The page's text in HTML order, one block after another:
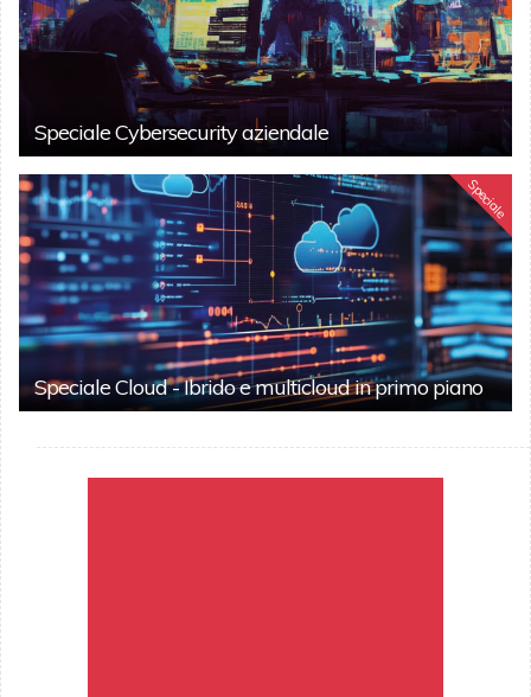
Speciale Cybersecurity aziendale
Speciale
Speciale Cloud - Ibrido e multicloud in primo piano